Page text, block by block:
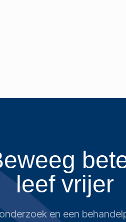
leef vrijer
en een